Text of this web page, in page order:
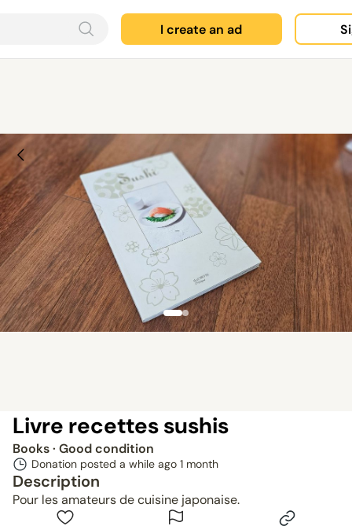
I create an ad
Livre recettes sushis
Books· Good condition
Donation posted a while ago 1 month
Description
Pour les amateurs de cuisine japonaise.